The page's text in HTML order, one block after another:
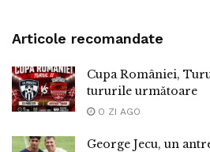
Articole recomandate
Cupa României,
tururile următoare
O ZI AGO
George Jecu, un